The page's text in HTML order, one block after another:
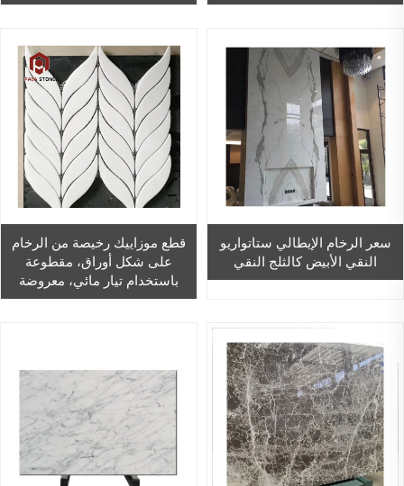
سعر الرخام الإيطالي ستاتواريو
النقي الأبيض كالثلج النقي
قطع موزاييك رخيصة من الرخام
على شكل أوراق، مقطوعة
باستخدام تيار مائي، معروضة
للبيع